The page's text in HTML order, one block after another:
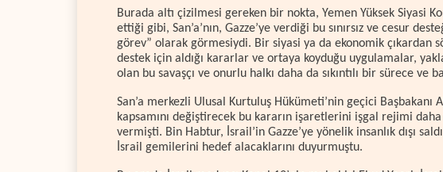
Burada altı çizilmesi gereken bir nokta, Yemen Yüksek Siyasi
ettiği gibi, San’a’nın, Gazze’ye verdiği bu sınırsız ve cesur
görev” olarak görmesiydi. Bir siyasi ya da ekonomik çıkardan
destek için aldığı kararlar ve ortaya koyduğu uygulamalar,
olan bu savaşçı ve onurlu halkı daha da sıkıntılı bir sürece ve
San’a merkezli Ulusal Kurtuluş Hükümeti’nin geçici Başbakanı
kapsamını değiştirecek bu kararın işaretlerini işgal rejimi
vermişti. Bin Habtur, İsrail’in Gazze’ye yönelik insanlık dışı
İsrail gemilerini hedef alacaklarını duyurmuştu.